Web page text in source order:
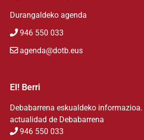
Durangaldeko agenda
946 550 033
agenda@dotb.eus
EI! Berri
Debabarrena eskualdeko
actualidad de Debabarrena
946 550 033